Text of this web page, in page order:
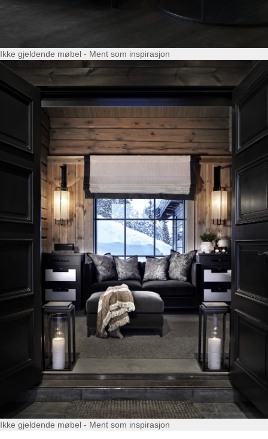
Ikke gjeldende møbel - Ment som inspirasjon
Ikke gjeldende møbel - Ment som inspirasjon